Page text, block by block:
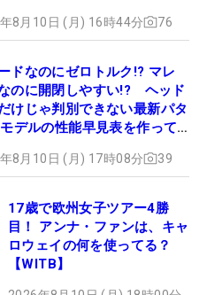
8月10日 (月) 16時44分 76
ドなのにゼロトルク!? マレ
のに開閉しやすい!? ヘッド
けじゃ判別できない最新パタ
デルの性能早見表を作って
8月10日 (月) 17時08分 39
17歳で欧州女子ツアー4勝
目！ アンナ・ファンは、キャ
ロウェイの何を使ってる？
【WITB】